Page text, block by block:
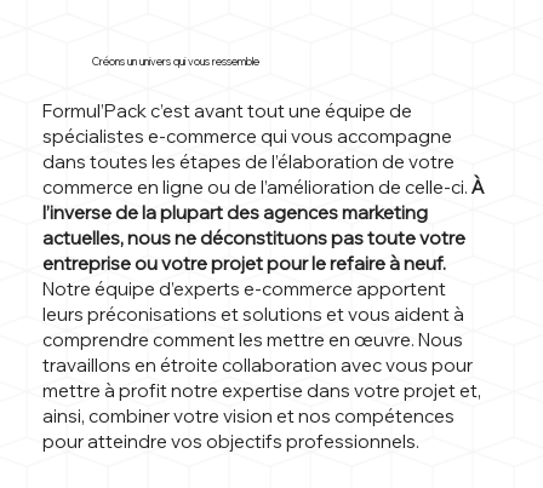
Créons un univers qui vous ressemble
Formul’Pack c’est avant tout une équipe de
spécialistes e-commerce qui vous accompagne
dans toutes les étapes de l’élaboration de votre
commerce en ligne ou de l’amélioration de celle-ci. À
l’inverse de la plupart des agences marketing
actuelles, nous ne déconstituons pas toute votre
entreprise ou votre projet pour le refaire à neuf.
Notre équipe d’experts e-commerce apportent
leurs préconisations et solutions et vous aident à
comprendre comment les mettre en œuvre. Nous
travaillons en étroite collaboration avec vous pour
mettre à profit notre expertise dans votre projet et,
ainsi, combiner votre vision et nos compétences
pour atteindre vos objectifs professionnels.